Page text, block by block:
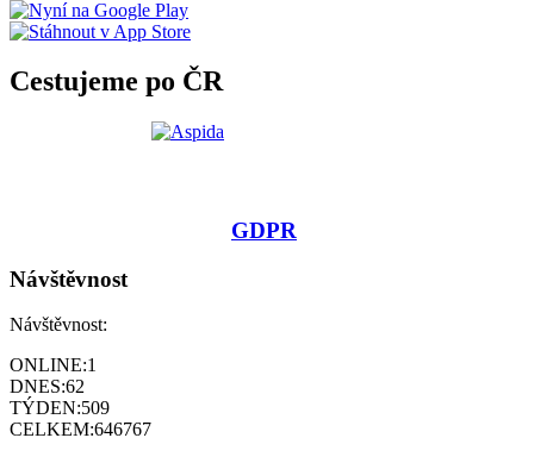
Cestujeme po ČR
GDPR
Návštěvnost
Návštěvnost:
ONLINE:1
DNES:62
TÝDEN:509
CELKEM:646767